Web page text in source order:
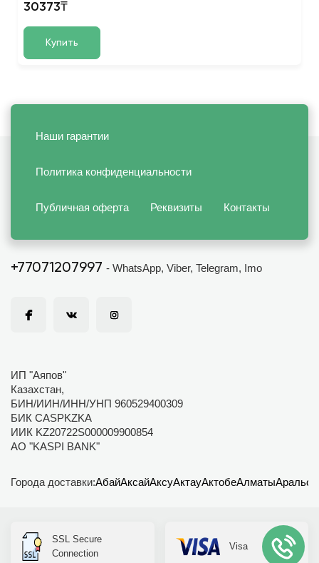
30373₸
Купить
Наши гарантии
Политика конфиденциальности
Публичная оферта Реквизиты Контакты
+77071207997 - WhatsApp, Viber, Telegram, Imo
ИП "Аяпов"
Казахстан,
БИН/ИИН/ИНН/УНП 960529400309
БИК CASPKZKA
ИИК KZ20722S000009900854
АО "KASPI BANK"
Города доставки:АбайАксайАксуАктауАктобеАлматыАральск
SSL Secure
Connection
Visa